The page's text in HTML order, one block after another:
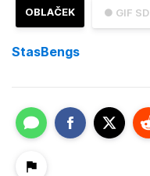
● GIF SD
OBLAČEK
StasBengs